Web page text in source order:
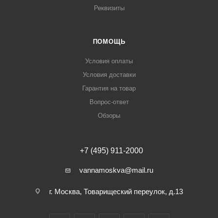
Реквизиты
ПОМОЩЬ
Условия оплаты
Условия доставки
Гарантия на товар
Вопрос-ответ
Обзоры
+7 (495) 911-2000
vannamoskva@mail.ru
г. Москва, Товарищеский переулок, д.13